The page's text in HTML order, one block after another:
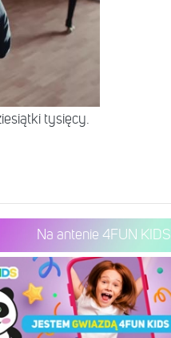
tysięcy.
Na antenie 4FUN KIDS